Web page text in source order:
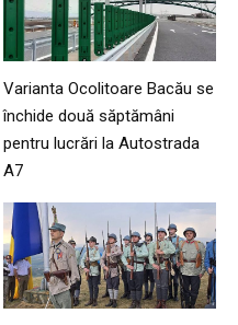
Varianta Ocolitoare Bacău se
închide două săptămâni
pentru lucrări la Autostrada
A7